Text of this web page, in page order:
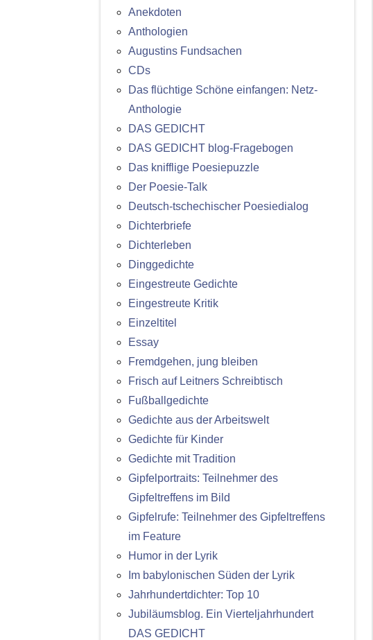
Anekdoten
Anthologien
Augustins Fundsachen
CDs
Das flüchtige Schöne einfangen: Netz-
Anthologie
DAS GEDICHT
DAS GEDICHT blog-Fragebogen
Das knifflige Poesiepuzzle
Der Poesie-Talk
Deutsch-tschechischer Poesiedialog
Dichterbriefe
Dichterleben
Dinggedichte
Eingestreute Gedichte
Eingestreute Kritik
Einzeltitel
Essay
Fremdgehen, jung bleiben
Frisch auf Leitners Schreibtisch
Fußballgedichte
Gedichte aus der Arbeitswelt
Gedichte für Kinder
Gedichte mit Tradition
Gipfelportraits: Teilnehmer des
Gipfeltreffens im Bild
Gipfelrufe: Teilnehmer des Gipfeltreffens
im Feature
Humor in der Lyrik
Im babylonischen Süden der Lyrik
Jahrhundertdichter: Top 10
Jubiläumsblog. Ein Vierteljahrhundert
DAS GEDICHT